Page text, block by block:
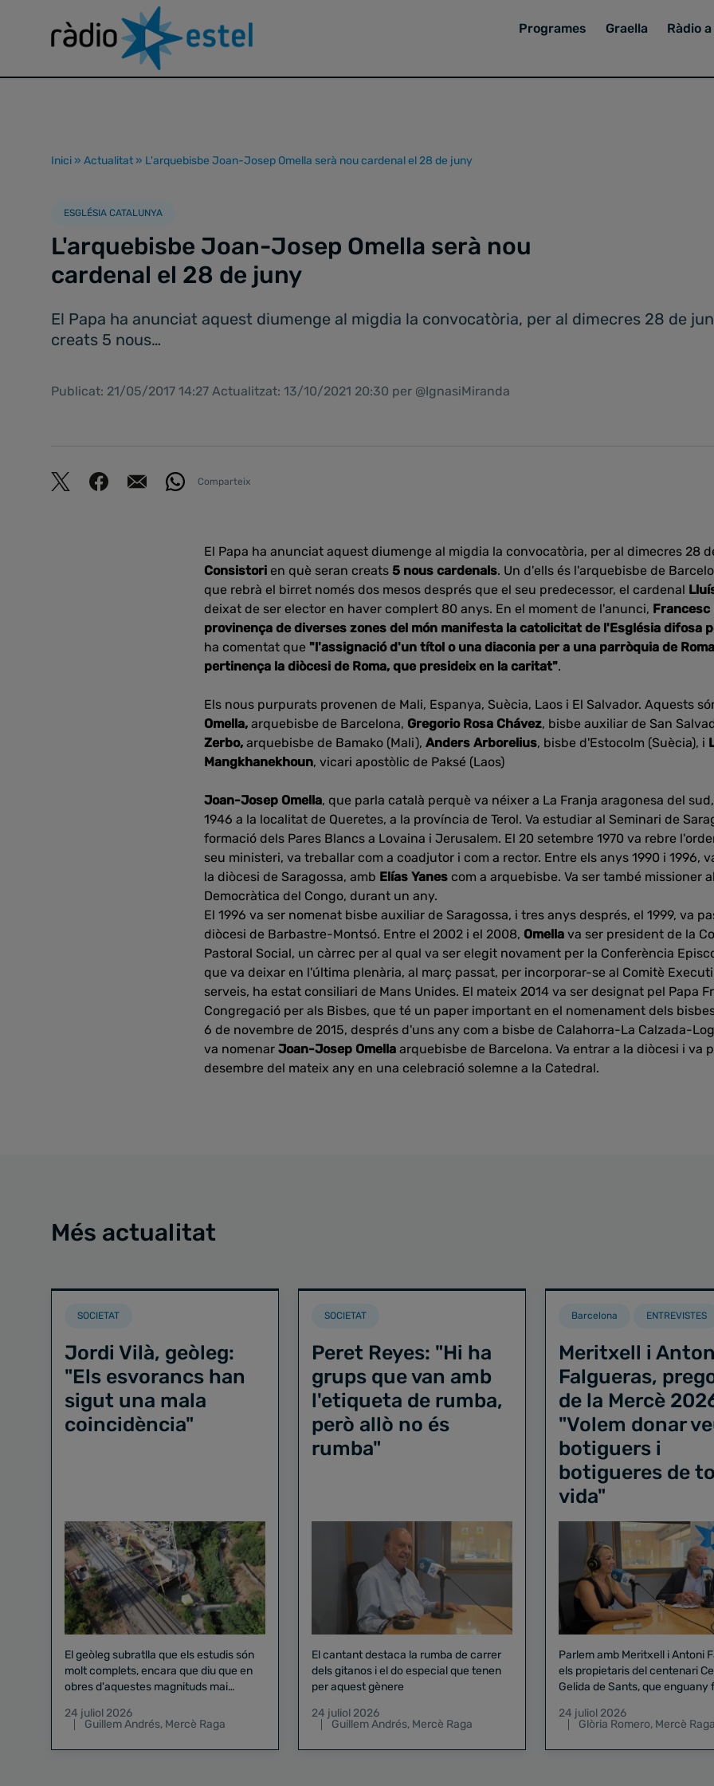
Programes Graella Ràdio
Inici » Actualitat » L'arquebisbe Joan-Josep Omella serà nou cardenal el 28 de juny
ESGLÉSIA CATALUNYA
L'arquebisbe Joan-Josep Omella serà nou
cardenal el 28 de juny
El Papa ha anunciat aquest diumenge al migdia la convocatòria, per al dimecres 28 de
creats 5 nous…
Publicat: 21/05/2017 14:27 Actualitzat: 13/10/2021 20:30 per @IgnasiMiranda
Comparteix
El Papa ha anunciat aquest diumenge al migdia la convocatòria, per al dimecres 28
Consistori en què seran creats 5 nous cardenals. Un d'ells és l'arquebisbe de
que rebrà el birret només dos mesos després que el seu predecessor, el cardenal
deixat de ser elector en haver complert 80 anys. En el moment de l'anunci, Francesc
provinença de diverses zones del món manifesta la catolicitat de l'Església difosa
ha comentat que "l'assignació d'un títol o una diaconia per a una parròquia de
pertinença la diòcesi de Roma, que presideix en la caritat".
Els nous purpurats provenen de Mali, Espanya, Suècia, Laos i El Salvador. Aquests
Omella, arquebisbe de Barcelona, Gregorio Rosa Chávez, bisbe auxiliar de San
Zerbo, arquebisbe de Bamako (Mali), Anders Arborelius, bisbe d'Estocolm (Suècia), i
Mangkhanekhoun, vicari apostòlic de Paksé (Laos)
Joan-Josep Omella, que parla català perquè va néixer a La Franja aragonesa del
1946 a la localitat de Queretes, a la província de Terol. Va estudiar al Seminari de
formació dels Pares Blancs a Lovaina i Jerusalem. El 20 setembre 1970 va rebre
seu ministeri, va treballar com a coadjutor i com a rector. Entre els anys 1990 i 1996,
la diòcesi de Saragossa, amb Elías Yanes com a arquebisbe. Va ser també missioner
Democràtica del Congo, durant un any.
El 1996 va ser nomenat bisbe auxiliar de Saragossa, i tres anys després, el 1999, va
diòcesi de Barbastre-Montsó. Entre el 2002 i el 2008, Omella va ser president de la
Pastoral Social, un càrrec per al qual va ser elegit novament per la Conferència
que va deixar en l'última plenària, al març passat, per incorporar-se al Comitè
serveis, ha estat consiliari de Mans Unides. El mateix 2014 va ser designat pel Papa
Congregació per als Bisbes, que té un paper important en el nomenament dels
6 de novembre de 2015, després d'uns any com a bisbe de Calahorra-La Calzada-
va nomenar Joan-Josep Omella arquebisbe de Barcelona. Va entrar a la diòcesi i va
desembre del mateix any en una celebració solemne a la Catedral.
Més actualitat
SOCIETAT
Jordi Vilà, geòleg:
"Els esvorancs han
sigut una mala
coincidència"
El geòleg subratlla que els estudis són
molt complets, encara que diu que en
obres d'aquestes magnituds mai
24 juliol 2026
Guillem Andrés, Mercè Raga
SOCIETAT
Peret Reyes: "Hi ha
grups que van amb
l'etiqueta de rumba,
però allò no és
rumba"
El cantant destaca la rumba de carrer
dels gitanos i el do especial que tenen
per aquest gènere
24 juliol 2026
Guillem Andrés, Mercè Raga
Barcelona ENTREVISTES
Meritxell i
Falgueras,
de la Mercè
"Volem donar
botiguers i
botigueres de
vida"
Parlem amb Meritxell i Antoni
els propietaris del centenari Celler
Gelida de Sants, que enguany
24 juliol 2026
Glòria Romero, Mercè Raga